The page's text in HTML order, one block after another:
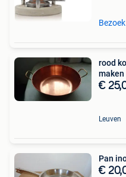
rood
maken
€
Leuven
Pan
€